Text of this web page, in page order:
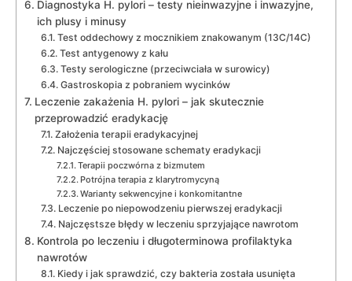
Diagnostyka H. pylori – testy nieinwazyjne i inwazyjne,
ich plusy i minusy
Test oddechowy z mocznikiem znakowanym (13C/14C)
Test antygenowy z kału
Testy serologiczne (przeciwciała w surowicy)
Gastroskopia z pobraniem wycinków
Leczenie zakażenia H. pylori – jak skutecznie
przeprowadzić eradykację
Założenia terapii eradykacyjnej
Najczęściej stosowane schematy eradykacji
Terapii poczwórna z bizmutem
Potrójna terapia z klarytromycyną
Warianty sekwencyjne i konkomitantne
Leczenie po niepowodzeniu pierwszej eradykacji
Najczęstsze błędy w leczeniu sprzyjające nawrotom
Kontrola po leczeniu i długoterminowa profilaktyka
nawrotów
Kiedy i jak sprawdzić, czy bakteria została usunięta